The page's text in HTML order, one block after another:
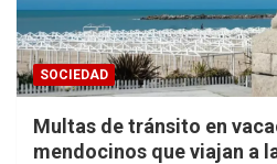
SOCIEDAD
Multas de tránsito en
mendocinos que viajan a